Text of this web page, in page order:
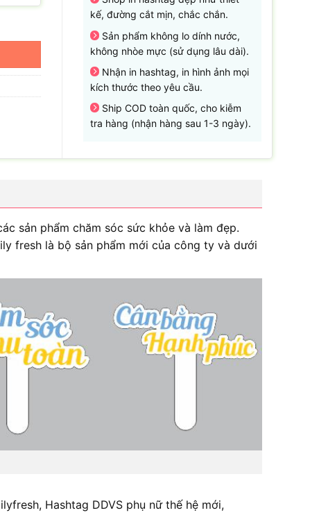
kế, đường cắt mịn, chắc chắn.
Sản phẩm không lo dính nước,
không nhòe mực (sử dụng lâu dài).
Nhận in hashtag, in hình ảnh mọi
kích thước theo yêu cầu.
Ship COD toàn quốc, cho kiễm
tra hàng (nhận hàng sau 1-3 ngày).
sản phẩm chăm sóc sức khỏe và làm đẹp.
fresh là bộ sản phẩm mới của công ty và dưới
Hashtag DDVS phụ nữ thế hệ mới,